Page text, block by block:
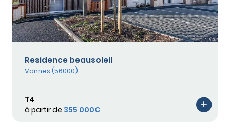
Residence beausoleil
Vannes (56000)
T4
à partir de 355 000€